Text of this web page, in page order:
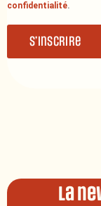
confidentialité.
S’inscrire
La